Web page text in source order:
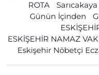
ROTA
Sarıcakaya
Günün İçinden
ESKİŞEHİR NAMAZ
Eskişehir Nöbetçi